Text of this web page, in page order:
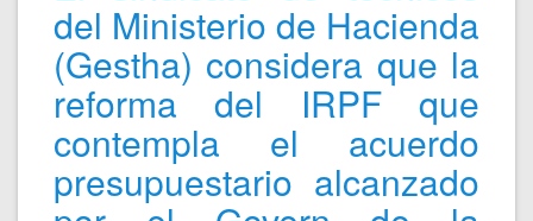
del Ministerio de Hacienda
(Gestha) considera que la
reforma del IRPF que
contempla el acuerdo
presupuestario alcanzado